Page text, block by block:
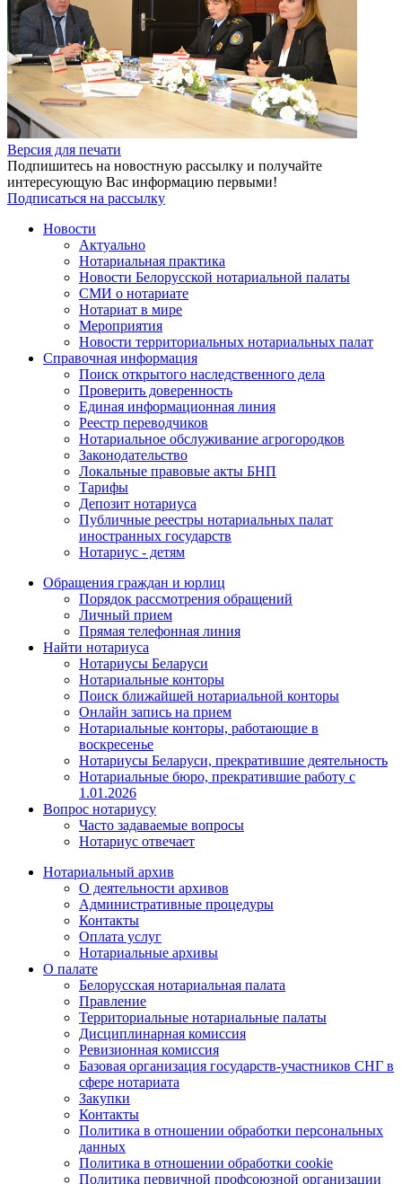
Версия для печати
Подпишитесь на новостную рассылку и получайте
интересующую Вас информацию первыми!
Подписаться на рассылку
Новости
Актуально
Нотариальная практика
Новости Белорусской нотариальной палаты
СМИ о нотариате
Нотариат в мире
Мероприятия
Новости территориальных нотариальных палат
Справочная информация
Поиск открытого наследственного дела
Проверить доверенность
Единая информационная линия
Реестр переводчиков
Нотариальное обслуживание агрогородков
Законодательство
Локальные правовые акты БНП
Тарифы
Депозит нотариуса
Публичные реестры нотариальных палат
иностранных государств
Нотариус - детям
Обращения граждан и юрлиц
Порядок рассмотрения обращений
Личный прием
Прямая телефонная линия
Найти нотариуса
Нотариусы Беларуси
Нотариальные конторы
Поиск ближайшей нотариальной конторы
Онлайн запись на прием
Нотариальные конторы, работающие в
воскресенье
Нотариусы Беларуси, прекратившие деятельность
Нотариальные бюро, прекратившие работу с
1.01.2026
Вопрос нотариусу
Часто задаваемые вопросы
Нотариус отвечает
Нотариальный архив
О деятельности архивов
Административные процедуры
Контакты
Оплата услуг
Нотариальные архивы
О палате
Белорусская нотариальная палата
Правление
Территориальные нотариальные палаты
Дисциплинарная комиссия
Ревизионная комиссия
Базовая организация государств-участников СНГ в
сфере нотариата
Закупки
Контакты
Политика в отношении обработки персональных
данных
Политика в отношении обработки cookie
Политика первичной профсоюзной организации